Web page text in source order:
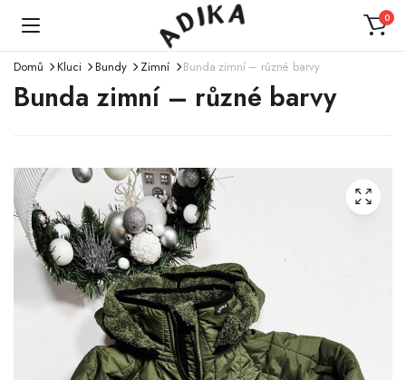
0
Domů Kluci Bundy Zimní Bunda zimní – různé barvy
Bunda zimní – různé barvy